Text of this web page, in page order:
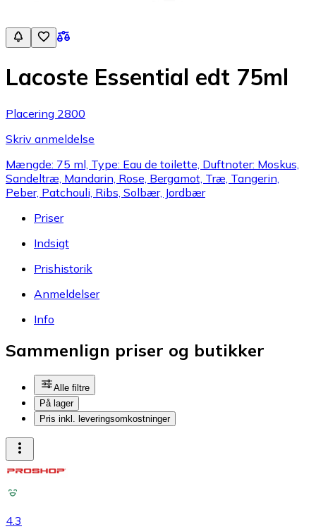
Lacoste Essential edt 75ml
Placering 2800
Skriv anmeldelse
Mængde: 75 ml, Type: Eau de toilette, Duftnoter: Moskus,
Sandeltræ, Mandarin, Rose, Bergamot, Træ, Tangerin,
Peber, Patchouli, Ribs, Solbær, Jordbær
Priser
Indsigt
Prishistorik
Anmeldelser
Info
Sammenlign priser og butikker
Alle filtre
På lager
Pris inkl. leveringsomkostninger
4.3